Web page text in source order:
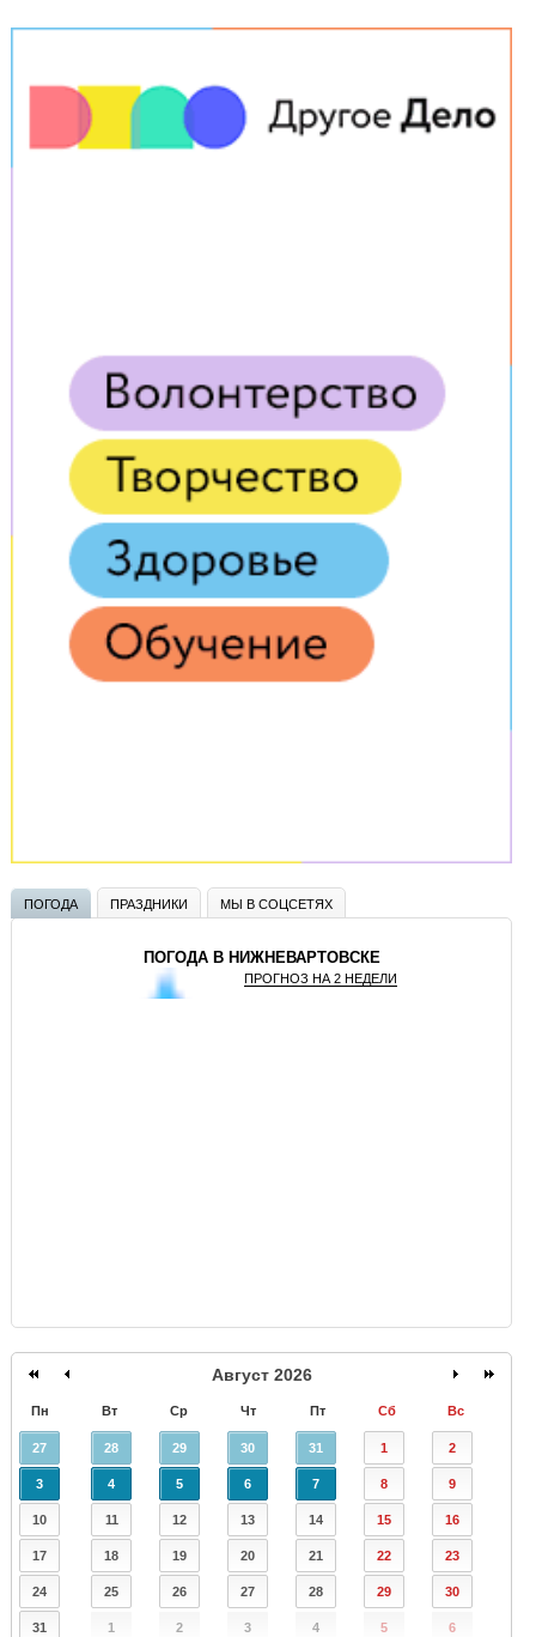
ПОГОДА ПРАЗДНИКИ МЫ В СОЦСЕТЯХ
ПОГОДА В НИЖНЕВАРТОВСКЕ
ПРОГНОЗ НА 2 НЕДЕЛИ
Август 2026
Пн Вт Ср Чт Пт Сб Вс
27 28 29 30 31 1 2
3 4 5 6 7 8 9
10 11 12 13 14 15 16
17 18 19 20 21 22 23
24 25 26 27 28 29 30
31 1 2 3 4 5 6